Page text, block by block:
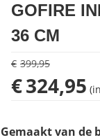
GOFIRE
36 CM
€ 399,95
Oorspronkelijke
prijs
€399,95.
€324,95
Gemaakt van de